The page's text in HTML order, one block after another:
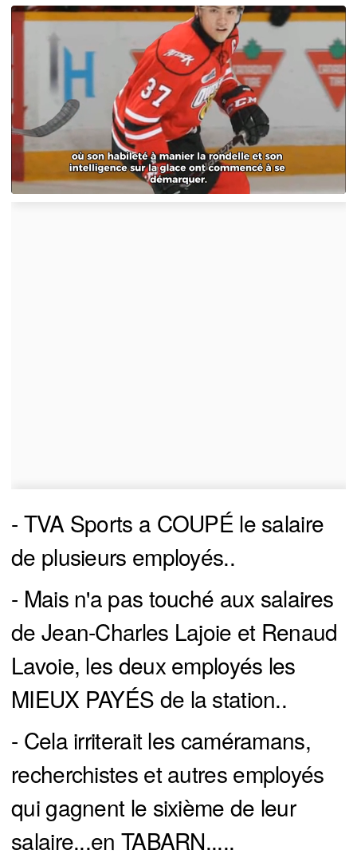
- TVA Sports a COUPÉ le salaire
de plusieurs employés..
- Mais n'a pas touché aux salaires
de Jean-Charles Lajoie et Renaud
Lavoie, les deux employés les
MIEUX PAYÉS de la station..
- Cela irriterait les caméramans,
recherchistes et autres employés
qui gagnent le sixième de leur
salaire...en TABARN.....